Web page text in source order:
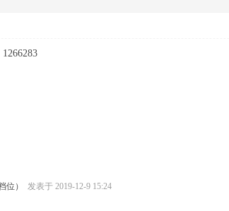
位） 发表于 2019-12-9 15:24